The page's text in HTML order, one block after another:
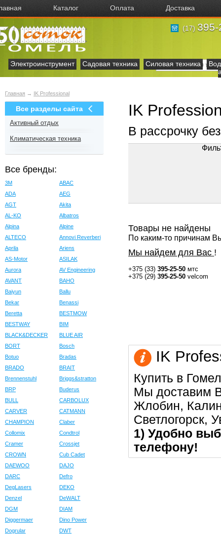
Каталог Оплата Доставка
(17) 395-
Электроинструмент Садовая техника Силовая техника
Главная → IK Professional
Все разделы сайта
Активный отдых
Климатическая техника
Все бренды:
3M
ABAC
ADA
AEG
AGT
Akita
AL-KO
Albatros
Alpina
Alpine
ALTECO
Annovi Reverberi
Aprila
Ariens
AS-Motor
ASILAK
Aurora
AV Engineering
AVANT
BAHO
Baiyun
Ballu
Bekar
Benassi
Beretta
BESTMOW
BESTWAY
BIM
BLACK&DECKER
BLUE AIR
BORT
Bosch
Botuo
Bradas
BRADO
BRAIT
Brennenstuhl
Briggs&stratton
BRP
Buderus
BULL
CARBOLUX
CARVER
CATMANN
CHAMPION
Claber
Collomix
Condtrol
Cramer
Crossjet
CROWN
Cub Cadet
DAEWOO
DAJO
DARC
Defro
DegLasers
DEKO
Denzel
DeWALT
DGM
DIAM
Diggermaer
Dino Power
Dogrular
DWT
IK
В рассрочку
Товары не найдены
По каким-то причинам
Мы найдем для Вас !
+375 (33) 395-25-50 мтс
+375 (29) 395-25-50 velcom
IK
Купить в
Мы доставим
Жлобин,
Светлогорск,
1) Удобно
телефону!